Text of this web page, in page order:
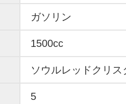
ガソリン
1500cc
ソウルレッドクリ
5